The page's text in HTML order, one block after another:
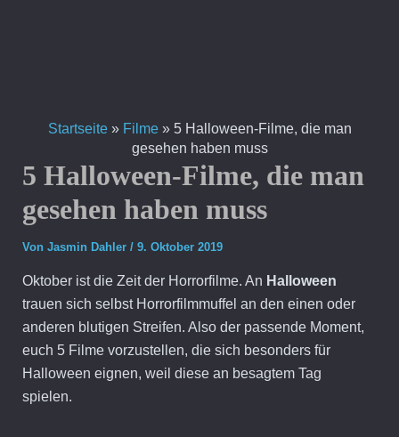
Startseite» Filme» 5 Halloween-Filme, die man
gesehen haben muss
5 Halloween-Filme, die man
gesehen haben muss
Von Jasmin Dahler / 9. Oktober 2019
Oktober ist die Zeit der Horrorfilme. An Halloween
trauen sich selbst Horrorfilmmuffel an den einen oder
anderen blutigen Streifen. Also der passende Moment,
euch 5 Filme vorzustellen, die sich besonders für
Halloween eignen, weil diese an besagtem Tag
spielen.